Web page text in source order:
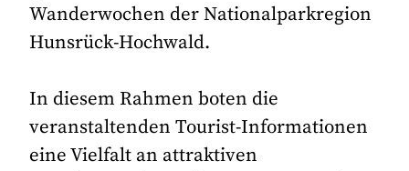
Wanderwochen der Nationalparkregion
Hunsrück-Hochwald.
In diesem Rahmen boten die
veranstaltenden Tourist-Informationen
eine Vielfalt an attraktiven